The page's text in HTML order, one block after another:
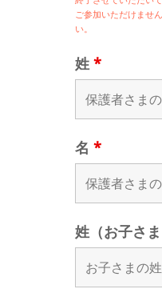
ご参加いただけませ
い。
姓 *
名 *
姓（お子さま